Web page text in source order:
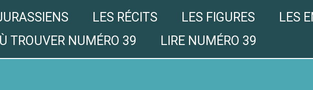
LES RÉCITS LES FIGURES
LES
TROUVER NUMÉRO 39 LIRE NUMÉRO 39